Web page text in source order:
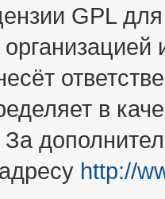
GPL
в
За
http://